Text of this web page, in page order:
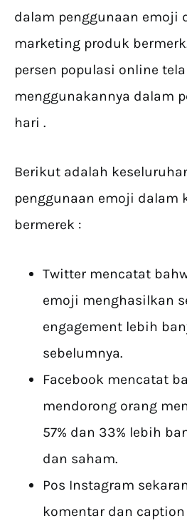
dalam penggunaan emoji
marketing produk
persen populasi online
menggunakannya dalam
hari .
Berikut adalah
penggunaan emoji dalam
bermerek :
Twitter mencatat
emoji menghasilkan
engagement lebih
sebelumnya.
Facebook mencatat
mendorong orang
57% dan 33% lebih
dan saham.
Pos Instagram
komentar dan